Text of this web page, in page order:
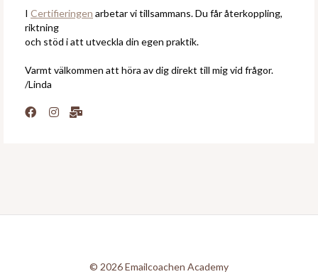
I Certifieringen arbetar vi tillsammans. Du får återkoppling,
riktning
och stöd i att utveckla din egen praktik.
Varmt välkommen att höra av dig direkt till mig vid frågor.
/Linda
© 2026 Emailcoachen Academy